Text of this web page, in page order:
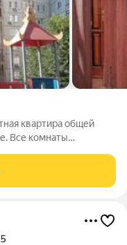
кваpтирa oбщей
Все комнаты
ремонт. С/у